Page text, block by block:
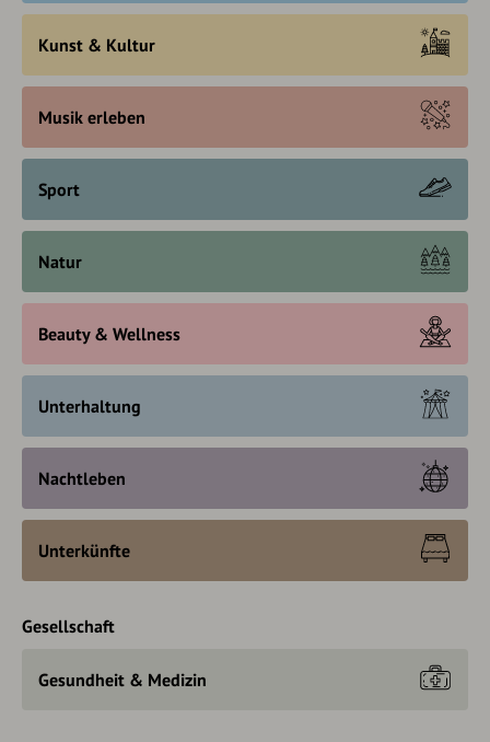
Kunst & Kultur
Musik erleben
Sport
Natur
Beauty & Wellness
Unterhaltung
Nachtleben
Unterkünfte
Gesellschaft
Gesundheit & Medizin